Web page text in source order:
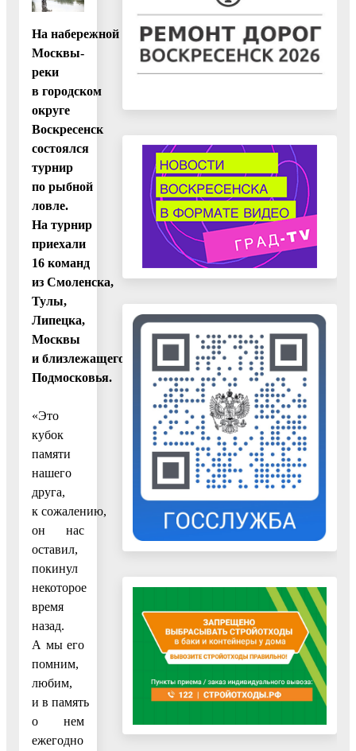
На набережной
Москвы-
реки
в городском
округе
Воскресенск
состоялся
турнир
по рыбной
ловле.
На турнир
приехали
16 команд
из Смоленска,
Тулы,
Липецка,
Москвы
и близлежащего
Подмосковья.
«Это
кубок
памяти
нашего
друга,
к сожалению,
он нас
оставил,
покинул
некоторое
время
назад.
А мы его
помним,
любим,
и в память
о нем
ежегодно